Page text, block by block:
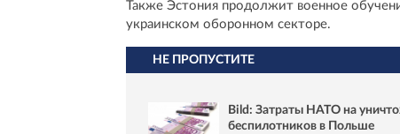
Также Эстония продолжит военное
украинском оборонном секторе.
НЕ ПРОПУСТИТЕ
Bild: Затраты НАТО на
беспилотников в Польше